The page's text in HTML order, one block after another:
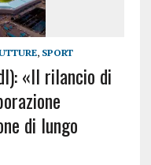
, SPORT
«Il rilancio di
di lungo